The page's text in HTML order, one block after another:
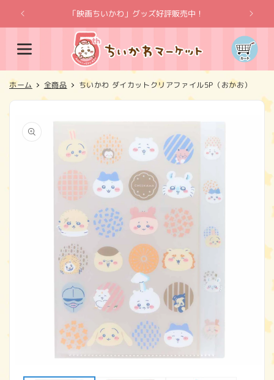
ンツに
進む
「映画ちいかわ」グッズ好評販売中！
カ
ー
ト
ホーム 全商品 ちいかわ ダイカットクリアファイル5P（おかお）
報にス
キップ